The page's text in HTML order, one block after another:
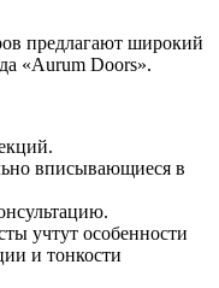
предлагают широкий
«Aurum Doors».
вписывающиеся в
учтут особенности
и тонкости